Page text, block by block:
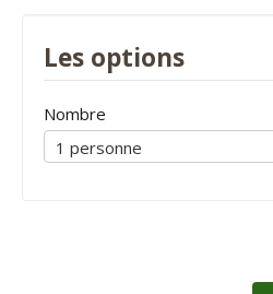
Les options
Nombre